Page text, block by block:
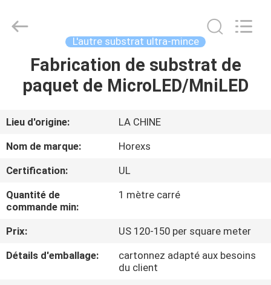
MAISON
AU
SUJET
NOUS
D'USINE
Electronics
Co.,Ltd..
L'autre substrat ultra-mince
Fabrication de substrat de
paquet de MicroLED/MniLED
Lieu d'origine:
LA CHINE
Nom de marque:
Horexs
Certification:
UL
Quantité de
commande min:
1 mètre carré
Prix:
US 120-150 per square meter
Détails d'emballage:
cartonnez adapté aux besoins
du client